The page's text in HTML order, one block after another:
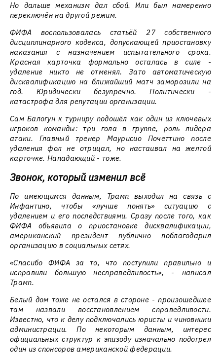
Но дальше механизм дал сбой. Или был намеренно
переключён на другой режим.
ФИФА воспользовалась статьёй 27 собственного
дисциплинарного кодекса, допускающей приостановку
наказания с назначением испытательного срока.
Красная карточка формально осталась в силе -
удаление никто не отменял. Зато автоматическую
дисквалификацию на ближайший матч заморозили на
год. Юридически безупречно. Политически -
катастрофа для репутации организации.
Сам Балогун к турниру подошёл как один из ключевых
игроков команды: три гола в группе, роль лидера
атаки. Главный тренер Маурисио Почеттино после
удаления фол не отрицал, но настаивал на желтой
карточке. Нападающий - тоже.
Звонок, который изменил всё
По имеющимся данным, Трамп выходил на связь с
Инфантино, чтобы «лучше понять» ситуацию с
удалением и его последствиями. Сразу после того, как
ФИФА объявила о приостановке дисквалификации,
американский президент публично поблагодарил
организацию в социальных сетях.
«Спасибо ФИФА за то, что поступили правильно и
исправили большую несправедливость», - написал
Трамп.
Белый дом тоже не остался в стороне - произошедшее
там назвали восстановлением справедливости.
Известно, что к делу подключались юристы и чиновники
администрации. По некоторым данным, интерес
официальных структур к эпизоду изначально подогрел
один из спонсоров американской федерации.